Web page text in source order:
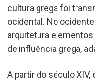
cultura grega foi
ocidental. No
arquitetura
de influência grega,
A partir do século